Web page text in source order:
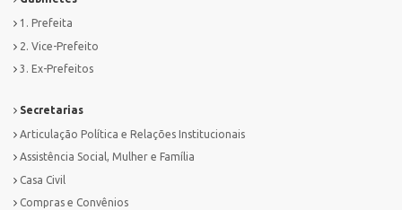
1. Prefeita
2. Vice-Prefeito
3. Ex-Prefeitos
Secretarias
Articulação Política e Relações Institucionais
Assistência Social, Mulher e Família
Casa Civil
Compras e Convênios